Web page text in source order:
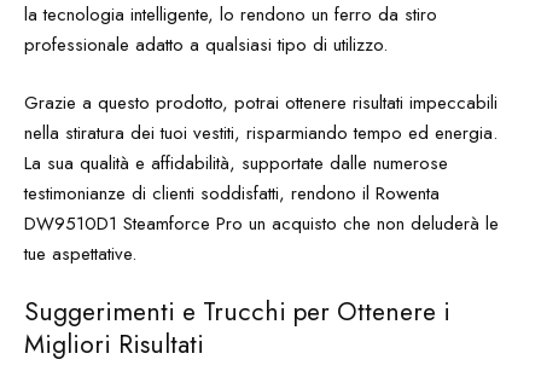
la tecnologia intelligente, lo rendono un ferro da stiro
professionale adatto a qualsiasi tipo di utilizzo.
Grazie a questo prodotto, potrai ottenere risultati impeccabili
nella stiratura dei tuoi vestiti, risparmiando tempo ed energia.
La sua qualità e affidabilità, supportate dalle numerose
testimonianze di clienti soddisfatti, rendono il Rowenta
DW9510D1 Steamforce Pro un acquisto che non deluderà le
tue aspettative.
Suggerimenti e Trucchi per Ottenere i
Migliori Risultati